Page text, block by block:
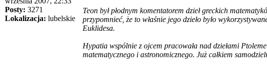
Posty: 3271
Lokalizacja: lubelskie
Teon był płodnym komentatorem dzieł greckich
przypomnieć, że to właśnie jego dzieło było
Euklidesa.
Hypatia wspólnie z ojcem pracowała nad dziełami
matematycznego i astronomicznego. Już całkiem